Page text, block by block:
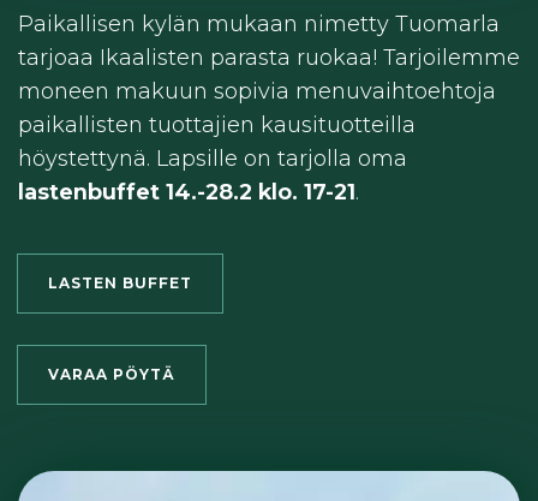
Paikallisen kylän mukaan nimetty Tuomarla
tarjoaa Ikaalisten parasta ruokaa! Tarjoilemme
moneen makuun sopivia menuvaihtoehtoja
paikallisten tuottajien kausituotteilla
höystettynä. Lapsille on tarjolla oma
lastenbuffet 14.-28.2 klo. 17-21.
LASTEN BUFFET
VARAA PÖYTÄ